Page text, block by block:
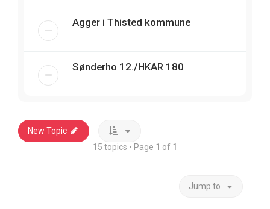
Agger i Thisted kommune
Sønderho 12./HKAR 180
New Topic
15 topics • Page 1 of 1
Jump to